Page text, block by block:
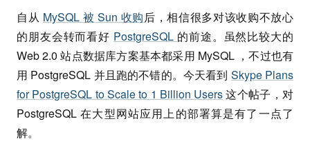
自从 MySQL 被 Sun 收购后，相信很多对该收购不放心
的朋友会转而看好 PostgreSQL 的前途。虽然比较大的
Web 2.0 站点数据库方案基本都采用 MySQL ，不过也有
用 PostgreSQL 并且跑的不错的。今天看到 Skype Plans
for PostgreSQL to Scale to 1 Billion Users这个帖子，对
PostgreSQL 在大型网站应用上的部署算是有了一点了
解。